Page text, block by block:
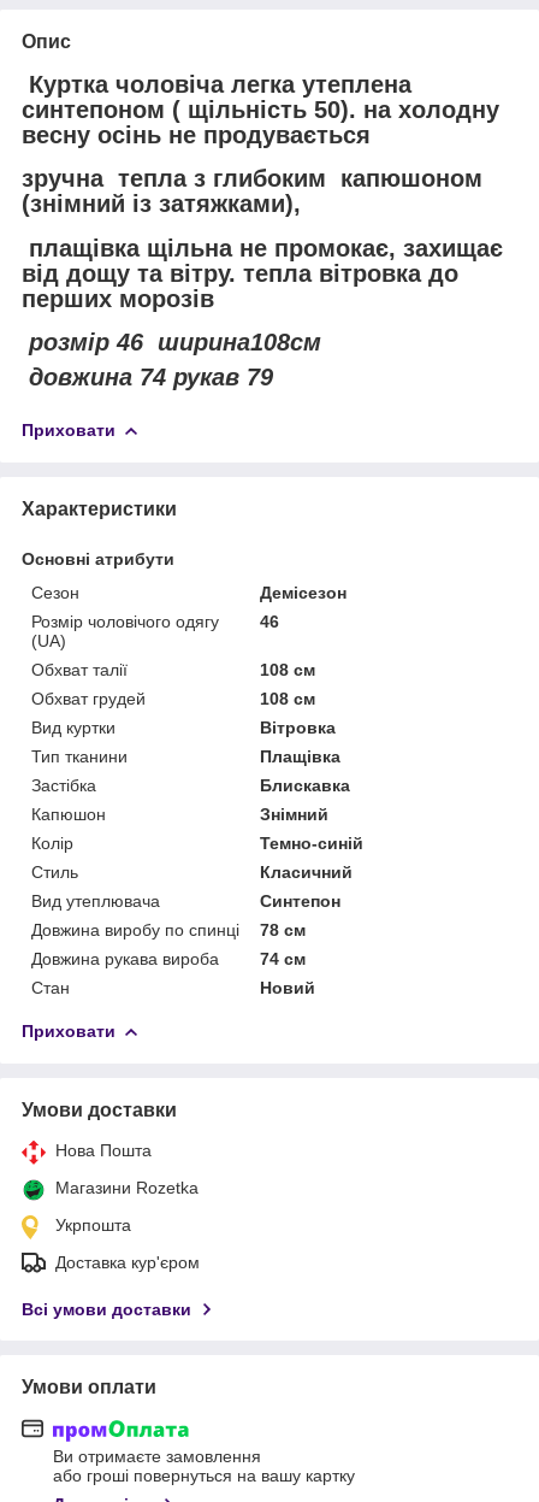
Опис
Куртка чоловіча легка утеплена
синтепоном ( щільність 50). на холодну
весну осінь не продувається
зручна тепла з глибоким капюшоном
(знімний із затяжками),
плащівка щільна не промокає, захищає
від дощу та вітру. тепла вітровка до
перших морозів
розмір 46 ширина108см
довжина 74 рукав 79
Приховати
Характеристики
Основні атрибути
Сезон
Демісезон
Розмір чоловічого одягу
(UA)
46
Обхват талії
108 см
Обхват грудей
108 см
Вид куртки
Вітровка
Тип тканини
Плащівка
Застібка
Блискавка
Капюшон
Знімний
Колір
Темно-синій
Стиль
Класичний
Вид утеплювача
Синтепон
Довжина виробу по спинці
78 см
Довжина рукава вироба
74 см
Стан
Новий
Приховати
Умови доставки
Нова Пошта
Магазини Rozetka
Укрпошта
Доставка кур'єром
Всі умови доставки
Умови оплати
Ви отримаєте замовлення
або гроші повернуться на вашу картку